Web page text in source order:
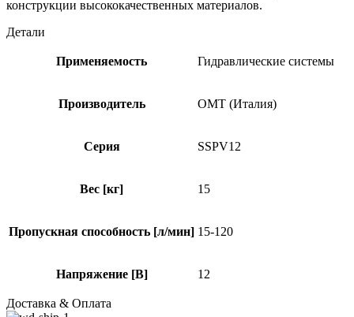
конструкции высококачественных материалов.
Детали
Применяемость Гидравлические системы
Производитель OMT (Италия)
Серия SSPV12
Вес [кг] 15
Пропускная способность [л/мин] 15-120
Напряжение [В] 12
Доставка & Оплата